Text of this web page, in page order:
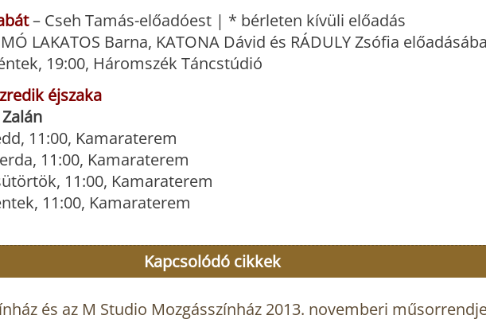
– Cseh Tamás-előadóest | * bérleten kívüli előadás
LAKATOS Barna, KATONA Dávid és RÁDULY Zsófia
19:00, Háromszék Táncstúdió
éjszaka
Zalán
11:00, Kamaraterem
11:00, Kamaraterem
11:00, Kamaraterem
11:00, Kamaraterem
Kapcsolódó cikkek
és az M Studio Mozgásszínház 2013. novemberi